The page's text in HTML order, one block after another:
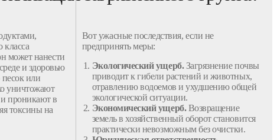
,
класса
может нанести
и здоровью
песок или
уничтожают
проникают в
токсины на
Вот ужасные последствия, если не
предпринять меры:
Экологический ущерб.Загрязнениепочвы
приводит к гибели растений и животных,
отравлению водоемов и ухудшению общей
экологической ситуации.
Экономический ущерб.Возвращение
земельв хозяйственный оборот становится
практически невозможным безочистки.